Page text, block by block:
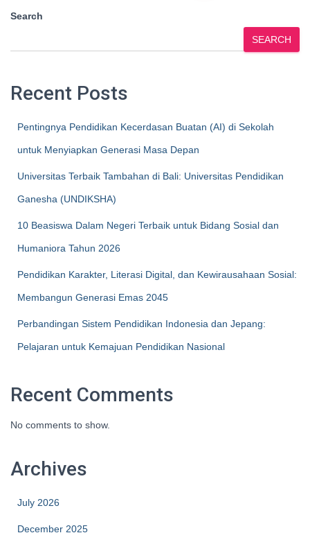
pagination
Search
SEARCH
Recent Posts
Pentingnya Pendidikan Kecerdasan Buatan (AI) di Sekolah
untuk Menyiapkan Generasi Masa Depan
Universitas Terbaik Tambahan di Bali: Universitas Pendidikan
Ganesha (UNDIKSHA)
10 Beasiswa Dalam Negeri Terbaik untuk Bidang Sosial dan
Humaniora Tahun 2026
Pendidikan Karakter, Literasi Digital, dan Kewirausahaan Sosial:
Membangun Generasi Emas 2045
Perbandingan Sistem Pendidikan Indonesia dan Jepang:
Pelajaran untuk Kemajuan Pendidikan Nasional
Recent Comments
No comments to show.
Archives
July 2026
December 2025